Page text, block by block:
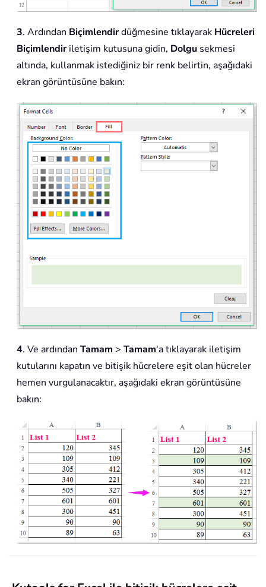
3. Ardından Biçimlendirdüğmesine tıklayarak Hücreleri
Biçimlendiriletişim kutusuna gidin, Dolgu sekmesi
altında, kullanmak istediğiniz bir renk belirtin, aşağıdaki
ekran görüntüsüne bakın:
4. Ve ardından Tamam > Tamam'a tıklayarak iletişim
kutularını kapatın ve bitişik hücrelere eşit olan hücreler
hemen vurgulanacaktır, aşağıdaki ekran görüntüsüne
bakın: